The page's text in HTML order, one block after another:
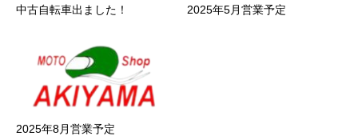
中古自転車出ました！ 2025年5月営業予定
2025年8月営業予定